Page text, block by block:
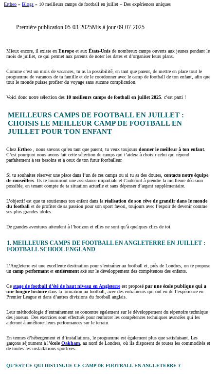
Ertheo » Blogs » 10 meilleurs camps de football en juillet – Des expériences uniques
Première publication 05-03-2025Mis à jour 09-07-2025
Mieux encore, il existe en Europeet aux États-Unis de nombreux camps ouverts aux jeunes pendant le
mois de juillet, ce qui permet aux parents de noter les dates et d’organiser leurs plans.
Comme c’est un mois de vacances, tu as la possibilité, en tant que parent, de mettre en place tout le
programme de vacances de ta famille et de le coordonner avec le camp de football de ton enfant, afin que
tout le monde puisse profiter du voyage sans aucune complication.
Voici donc notre sélection des 10 meilleurs camps de football en juillet 2025 . c’est parti !
MEILLEURS CAMPS DE FOOTBALL EN JUILLET :
CHOISIS LE MEILLEUR CAMP DE FOOTBALL EN
JUILLET POUR TON ENFANT
Chez Ertheo , nous savons qu’en tant que parent, tu veux toujours donner le meilleur à ton enfant
C’est pourquoi nous avons fait cette sélection de camps qui t’aidera à choisir celui qui répond
parfaitement à tes besoins et à ceux de ton futur footballeur.
Si tu souhaites réserver une place dans l’un de ces camps ou si tu as des doutes, contacte notre équipe
de conseillers . Ils te fourniront une assistance impartiale et t’aideront à prendre la meilleure décision
possible, en tenant compte de ta situation actuelle et sans dépenser d’argent supplémentaire.
L’objectif est que tu soutiennes ton enfant dans la réalisation de son rêve de grandir dans le monde
du football et de profiter de sa passion pour son sport favori, toujours avec l’espoir de devenir comme
ses plus grandes idoles.
De grandes aventures attendent à l’horizon et elles ne sont qu’à quelques clics de toi.
1. MEILLEURS CAMPS DE FOOTBALL EN ANGLETERRE EN JUILLET :
FOOTBALL SCHOOL ENGLAND
L’Angleterre est une excellente destination pour s’entraîner au football et, près de Londres, on te propose
un camp performantet entièrementaxé sur le développement des compétences des enfants.
Ce stage de football d’été de haut niveau en Angleterreest proposé par une école publique qui a
une longue histoiredans la formation au football, avec des entraîneurs qui ont eu de l’expérience en
Premier League et dans d’autres divisions du football anglais.
Leur méthodologie d’entraînement se concentre également sur le développement du répertoire technique
des joueurs. Des exercices sont effectués pour renforcer les compétences techniques avancées qui les
aideront à améliorer leurs performances sur le terrain.
En termes d’hébergement et d’installations, le programme est également plus que satisfaisant. Les
garçons séjournent à l’écoleOakham, au nord de Londres, où ils disposent de toutes les commodités et
de toutes les installations sportives.
QU’EST-CE QUI DISTINGUE CE CAMP DE FOOTBALL EN ANGLETERRE ?